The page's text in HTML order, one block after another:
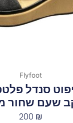
Flyfoot
סנדל
שעם שחור
200 ₪